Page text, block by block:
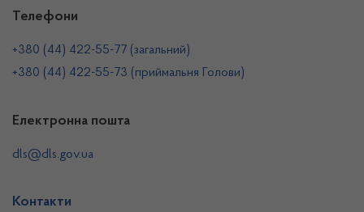
Телефони
+380 (44) 422-55-77 (загальний)
+380 (44) 422-55-73 (приймальня Голови)
Електронна пошта
dls@dls.gov.ua
Контакти